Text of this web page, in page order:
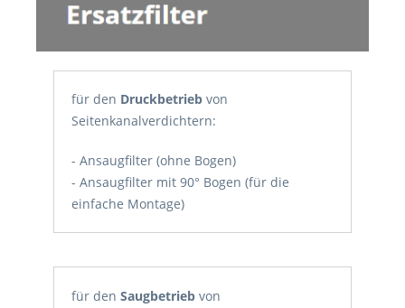
für den Druckbetrieb von
Seitenkanalverdichtern:
- Ansaugfilter (ohne Bogen)
- Ansaugfilter mit 90° Bogen (für die
einfache Montage)
für den Saugbetrieb von